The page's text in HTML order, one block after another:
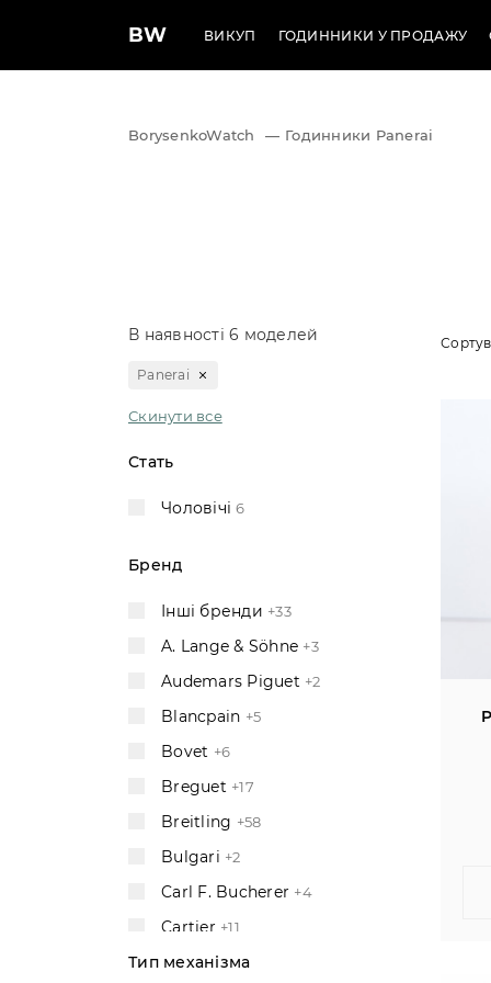
BW ВИКУП ГОДИННИКИ У ПРОДАЖУ
BorysenkoWatch — Годинники Panerai
В наявності 6 моделей
Panerai
Скинути все
Стать
Чоловічі6
Бренд
Інші бренди +33
A. Lange & Söhne +3
Audemars Piguet +2
Blancpain +5
Bovet +6
Breguet +17
Breitling +58
Bulgari +2
Carl F. Bucherer +4
Cartier +11
Chanel+1
Тип механізма